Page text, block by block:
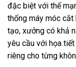
đặc biệt với thế
thống máy móc
tạo, xưởng có khả
yêu cầu với họa
riêng cho từng